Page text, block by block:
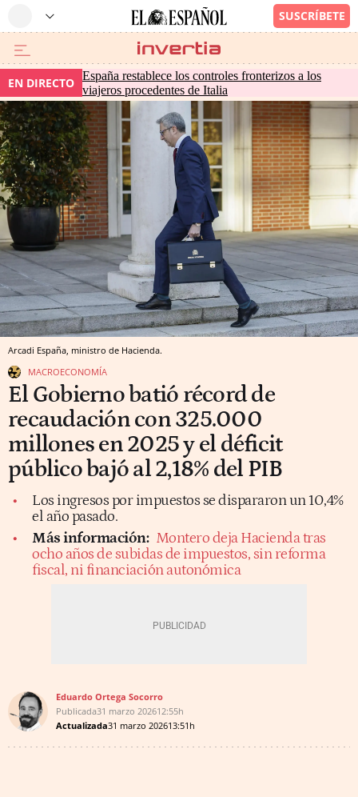
EN DIRECTO España restablece los controles fronterizos a los
viajeros procedentes de Italia
Arcadi España, ministro de Hacienda.
MACROECONOMÍA
El Gobierno batió récord de
recaudación con 325.000
millones en 2025 y el déficit
público bajó al 2,18% del PIB
Los ingresos por impuestos se dispararon un 10,4%
el año pasado.
Más información: Montero deja Hacienda tras
ocho años de subidas de impuestos, sin reforma
fiscal, ni financiación autonómica
Eduardo Ortega Socorro
Publicada31 marzo 202612:55h
Actualizada31 marzo 202613:51h